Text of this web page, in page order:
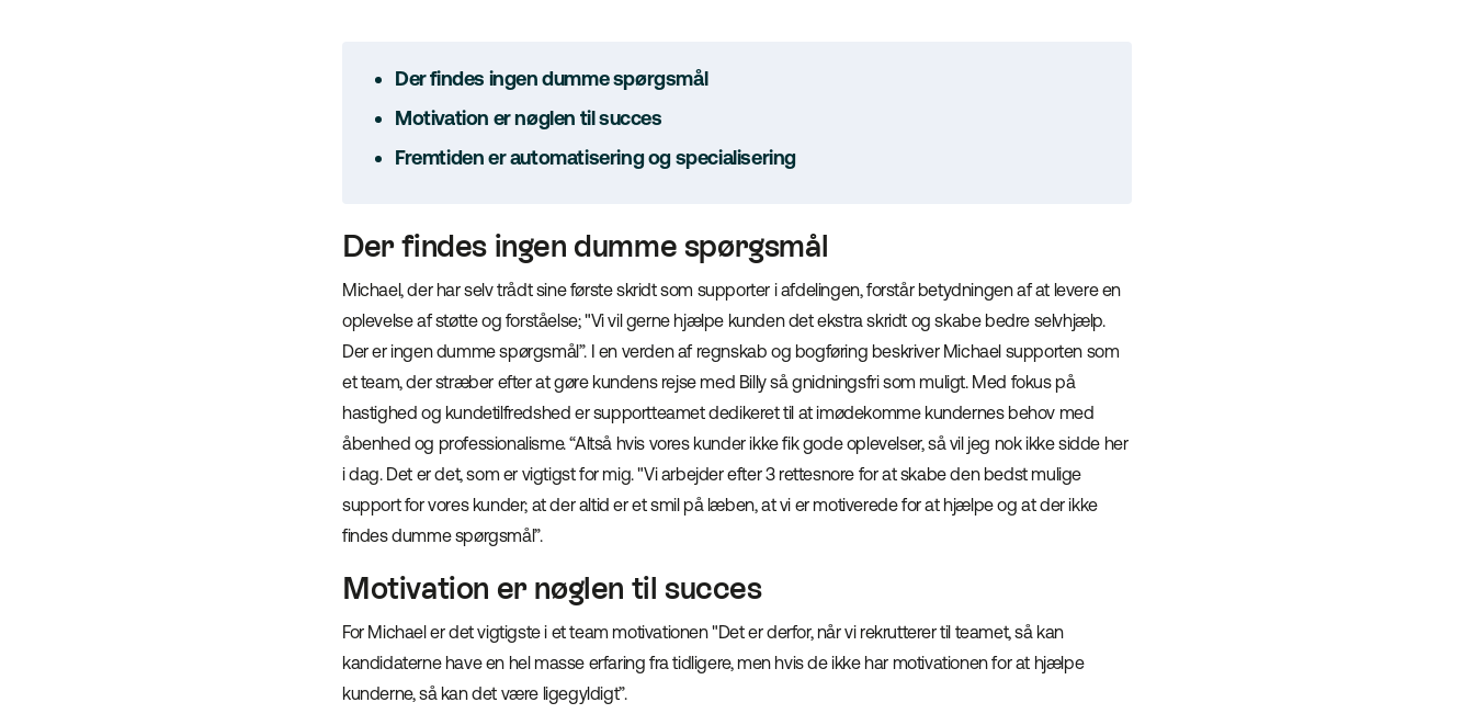
Der findes ingen dumme spørgsmål
Motivation er nøglen til succes
Fremtiden er automatisering og specialisering
Der findes ingen dumme spørgsmål
Michael, der har selv trådt sine første skridt som supporter i afdelingen, forstår betydningen af at levere en
oplevelse af støtte og forståelse; "Vi vil gerne hjælpe kunden det ekstra skridt og skabe bedre selvhjælp.
Der er ingen dumme spørgsmål”. I en verden af regnskab og bogføring beskriver Michael supporten som
et team, der stræber efter at gøre kundens rejse med Billy så gnidningsfri som muligt. Med fokus på
hastighed og kundetilfredshed er supportteamet dedikeret til at imødekomme kundernes behov med
åbenhed og professionalisme. “Altså hvis vores kunder ikke fik gode oplevelser, så vil jeg nok ikke sidde her
i dag. Det er det, som er vigtigst for mig. "Vi arbejder efter 3 rettesnore for at skabe den bedst mulige
support for vores kunder; at der altid er et smil på læben, at vi er motiverede for at hjælpe og at der ikke
findes dumme spørgsmål”.
Motivation er nøglen til succes
For Michael er det vigtigste i et team motivationen "Det er derfor, når vi rekrutterer til teamet, så kan
kandidaterne have en hel masse erfaring fra tidligere, men hvis de ikke har motivationen for at hjælpe
kunderne, så kan det være ligegyldigt”.